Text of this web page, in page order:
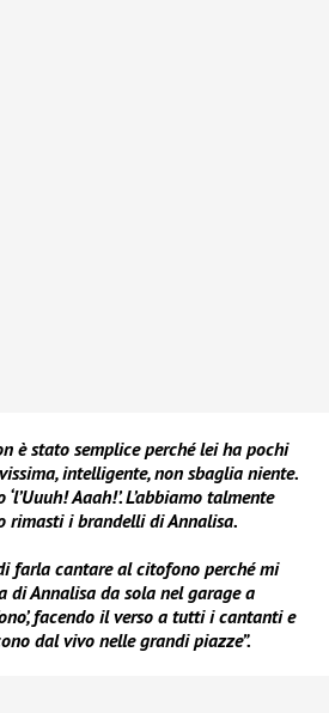
è stato semplice perché lei ha pochi
intelligente, non sbaglia niente.
Aaah!’. L’abbiamo talmente
rimasti i brandelli di Annalisa.
farla cantare al citofono perché mi
di Annalisa da sola nel garage a
facendo il verso a tutti i cantanti e
dal vivo nelle grandi piazze”.